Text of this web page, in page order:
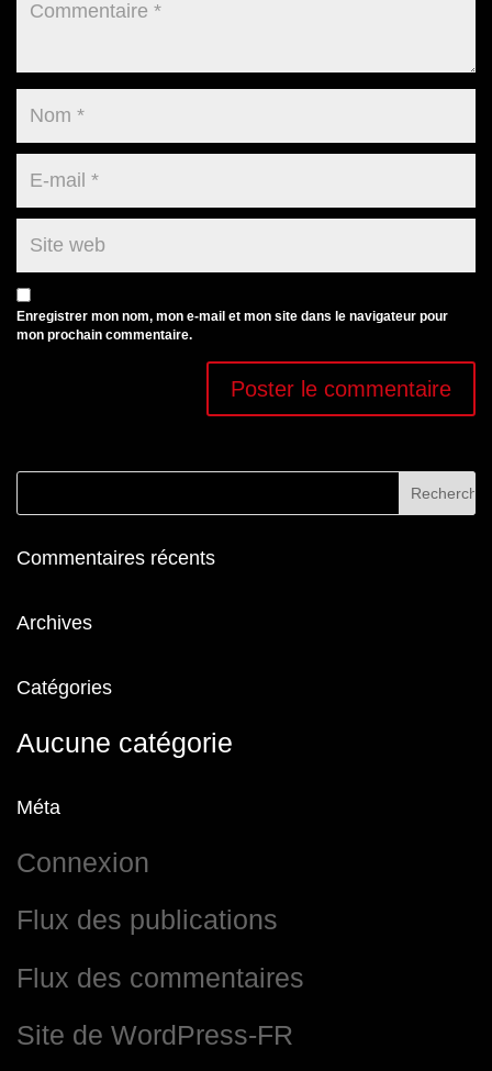
Enregistrer mon nom, mon e-mail et mon site dans le navigateur pour
mon prochain commentaire.
Commentaires récents
Archives
Catégories
Aucune catégorie
Méta
Connexion
Flux des publications
Flux des commentaires
Site de WordPress-FR